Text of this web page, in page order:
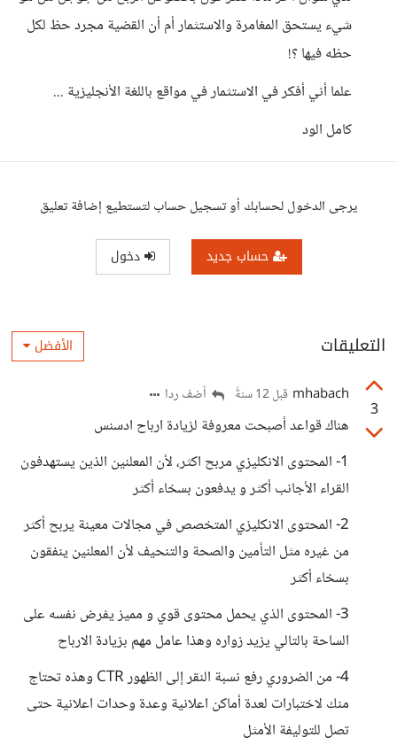
شيء يستحق المغامرة والاستثمار أم أن القضية مجرد حظ لكل
حظه فيها ؟!
علما أني أفكر في الاستثمار في مواقع باللغة الأنجليزية ...
كامل الود
يرجى الدخول لحسابك أو تسجيل حساب لتستطيع إضافة تعليق
حساب جديد دخول
التعليقات الأفضل
3
mhabach قبل 12 سنةً أضف ردا
هناك قواعد أصبحت معروفة لزيادة ارباح ادسنس
1- المحتوى الانكليزي مربح اكثر، لأن المعلنين الذين يستهدفون
القراء الأجانب أكثر و يدفعون بسخاء أكثر
2- المحتوى الانكليزي المتخصص في مجالات معينة يربح أكثر
من غيره مثل التأمين والصحة والتنحيف لأن المعلنين ينفقون
بسخاء أكثر
3- المحتوى الذي يحمل محتوى قوي و مميز يفرض نفسه على
الساحة بالتالي يزيد زواره وهذا عامل مهم بزيادة الارباح
4- من الضروري رفع نسبة النقر إلى الظهور CTR وهذه تحتاج
منك لاختبارات لعدة أماكن اعلانية وعدة وحدات اعلانية حتى
تصل للتوليفة الأمثل